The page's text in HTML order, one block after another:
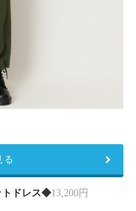
トドレス◆13,200円
る